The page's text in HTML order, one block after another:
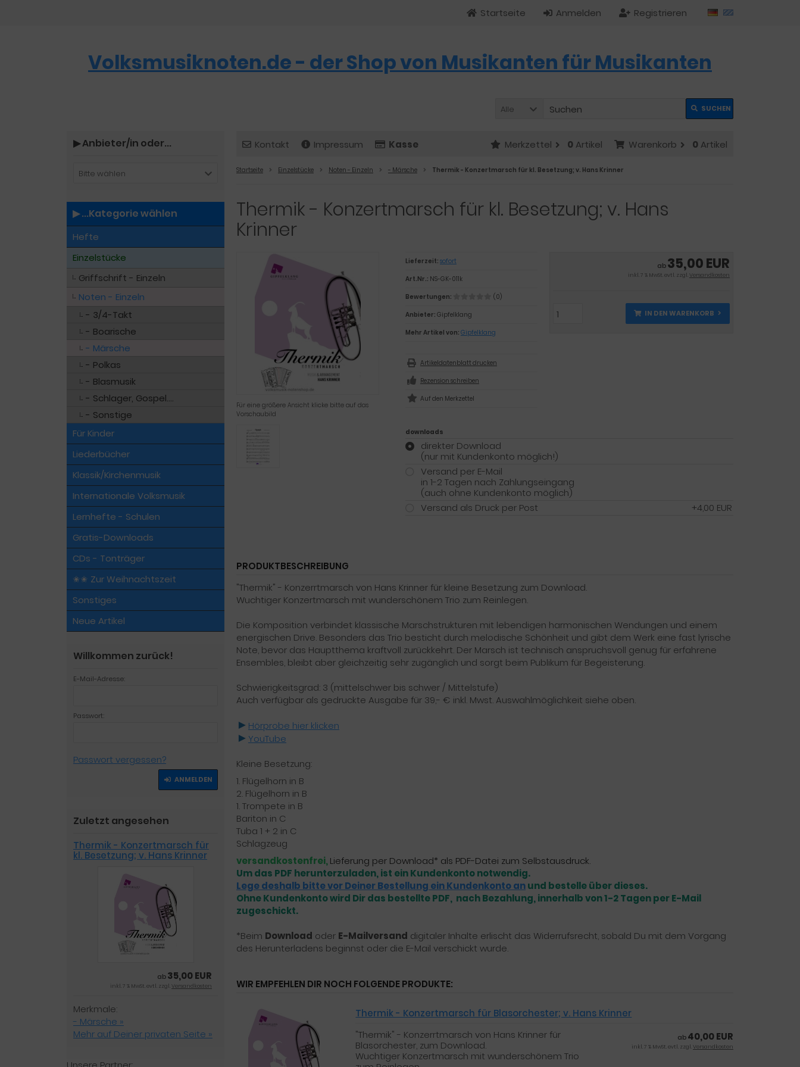
Registrieren
Anmelden
Startseite
Volksmusiknoten.de - der Shop von Musikanten für Musikanten
Alle SUCHEN
Kontakt Impressum Kasse Warenkorb 0 Artikel
Merkzettel 0 Artikel
Startseite Einzelstücke Noten - Einzeln - Märsche Thermik - Konzertmarsch für kl. Besetzung; v. Hans Krinner
Thermik - Konzertmarsch für kl. Besetzung; v. Hans
Krinner
Für eine größere Ansicht klicke bitte auf das
Vorschaubild
ab 35,00 EUR
inkl. 7 % MwSt. evtl. zzgl.Versandkosten
IN DEN WARENKORB
Lieferzeit: sofort
Art.Nr.: NS-GK-011k
Bewertungen:
(0)
Anbieter: Gipfelklang
Mehr Artikel von: Gipfelklang
Artikeldatenblatt drucken
Rezension schreiben
downloads
direkter Download
(nur mit Kundenkonto möglich!)
Versand per E-Mail
in 1-2 Tagen nach Zahlungseingang
(auch ohne Kundenkonto möglich)
Versand als Druck per Post
+4,00 EUR
PRODUKTBESCHREIBUNG
"Thermik" - Konzerrtmarsch von Hans Krinner für kleine Besetzung zum Download.
Wuchtiger Konzertmarsch mit wunderschönem Trio zum Reinlegen.
Die Komposition verbindet klassische Marschstrukturen mit lebendigen harmonischen Wendungen und einem
energischen Drive. Besonders das Trio besticht durch melodische Schönheit und gibt dem Werk eine fast lyrische
Note, bevor das Hauptthema kraftvoll zurückkehrt. Der Marsch ist technisch anspruchsvoll genug für erfahrene
Ensembles, bleibt aber gleichzeitig sehr zugänglich und sorgt beim Publikum für Begeisterung.
Schwierigkeitsgrad: 3 (mittelschwer bis schwer / Mittelstufe)
Auch verfügbar als gedruckte Ausgabe für 39,- € inkl. Mwst. Auswahlmöglichkeit siehe oben.
► Hörprobe hier klicken
► YouTube
Kleine Besetzung:
1. Flügelhorn in B
2. Flügelhorn in B
1. Trompete in B
Bariton in C
Tuba 1 + 2 in C
Schlagzeug
versandkostenfrei,Lieferung per Download* als PDF-Datei zum Selbstausdruck.
Um das PDF herunterzuladen, ist ein Kundenkonto notwendig.
Lege deshalb bitte vor Deiner Bestellung ein Kundenkonto anund bestelle über dieses.
Ohne Kundenkonto wird Dir das bestellte PDF, nach Bezahlung, innerhalb von 1-2 Tagen per E-Mail
zugeschickt.
*Beim Download oder E-Mailversand digitaler Inhalte erlischt das Widerrufsrecht, sobald Du mit dem Vorgang
des Herunterladens beginnst oder die E-Mail verschickt wurde.
WIR EMPFEHLEN DIR NOCH FOLGENDE PRODUKTE:
Thermik - Konzertmarsch für Blasorchester; v. Hans Krinner
"Thermik" - Konzerrtmarsch von Hans Krinner für
Blasorchester, zum Download.
Wuchtiger Konzertmarsch mit wunderschönem Trio
ab 40,00 EUR
inkl. 7 % MwSt. evtl. zzgl.Versandkosten
▶︎ Anbieter/in oder...
Bitte wählen
▶︎ ...Kategorie wählen
Hefte
Einzelstücke
Griffschrift - Einzeln
Noten - Einzeln
- 3/4-Takt
- Boarische
- Märsche
- Polkas
- Blasmusik
- Schlager, Gospel....
- Sonstige
Für Kinder
Liederbücher
Klassik/Kirchenmusik
Internationale Volksmusik
Lernhefte - Schulen
Gratis-Downloads
CDs - Tonträger
✬✬ Zur Weihnachtszeit
Sonstiges
Neue Artikel
Willkommen zurück!
E-Mail-Adresse:
Passwort:
Passwort vergessen?
ANMELDEN
Zuletzt angesehen
Thermik - Konzertmarsch für
kl. Besetzung; v. Hans Krinner
ab 35,00 EUR
inkl. 7 % MwSt. evtl. zzgl.Versandkosten
Merkmale:
- Märsche »
Mehr auf Deiner privaten Seite »